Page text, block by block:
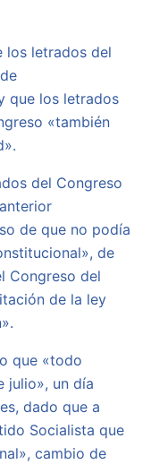
los letrados del
que los letrados
«también
del Congreso
de que no podía
de
Congreso del
de la ley
que «todo
julio», un día
dado que a
Socialista que
cambio de